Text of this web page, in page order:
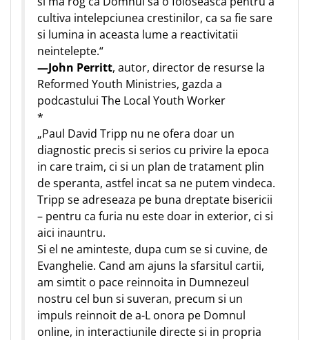
cultiva intelepciunea crestinilor, ca sa fie sare
si lumina in aceasta lume a reactivitatii
neintelepte.“
—John Perritt, autor, director de resurse la
Reformed Youth Ministries, gazda a
podcastului The Local Youth Worker
*
„Paul David Tripp nu ne ofera doar un
diagnostic precis si serios cu privire la epoca
in care traim, ci si un plan de tratament plin
de speranta, astfel incat sa ne putem vindeca.
Tripp se adreseaza pe buna dreptate bisericii
– pentru ca furia nu este doar in exterior, ci si
aici inauntru.
Si el ne aminteste, dupa cum se si cuvine, de
Evanghelie. Cand am ajuns la sfarsitul cartii,
am simtit o pace reinnoita in Dumnezeul
nostru cel bun si suveran, precum si un
impuls reinnoit de a-L onora pe Domnul
online, in interactiunile directe si in propria